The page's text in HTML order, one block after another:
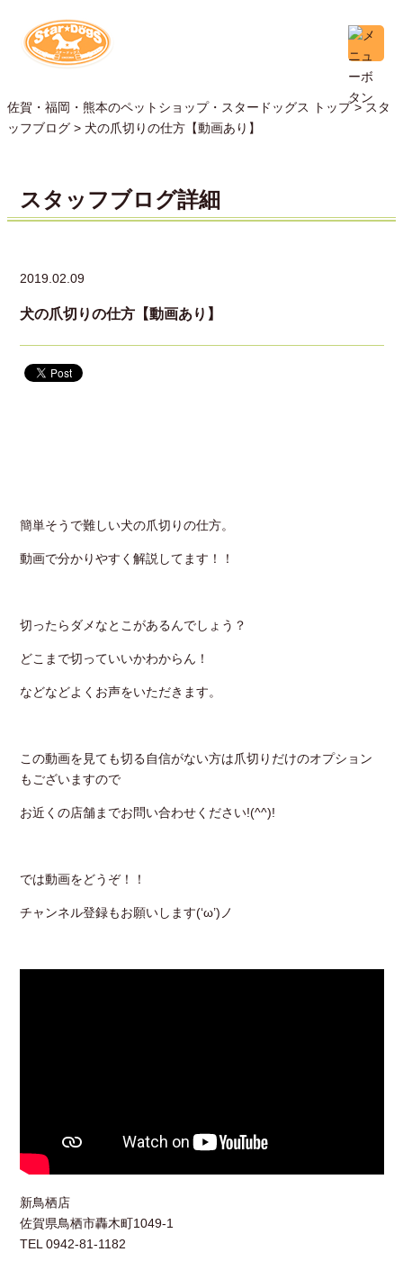
佐賀・福岡・熊本のペットショップ・スタードッグス トップ >スタ
ッフブログ > 犬の爪切りの仕方【動画あり】
スタッフブログ詳細
2019.02.09
犬の爪切りの仕方【動画あり】
簡単そうで難しい犬の爪切りの仕方。
動画で分かりやすく解説してます！！
切ったらダメなとこがあるんでしょう？
どこまで切っていいかわからん！
などなどよくお声をいただきます。
この動画を見ても切る自信がない方は爪切りだけのオプション
もございますので
お近くの店舗までお問い合わせください!(^^)!
では動画をどうぞ！！
チャンネル登録もお願いします(‘ω’)ノ
新鳥栖店
佐賀県鳥栖市轟木町1049-1
TEL 0942-81-1182